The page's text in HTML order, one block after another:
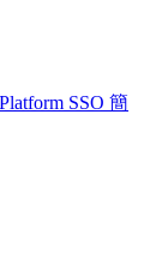
SSO 簡